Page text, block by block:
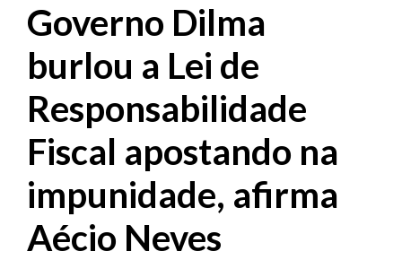
Governo Dilma
burlou a Lei de
Responsabilidade
Fiscal apostando na
impunidade, afirma
Aécio Neves